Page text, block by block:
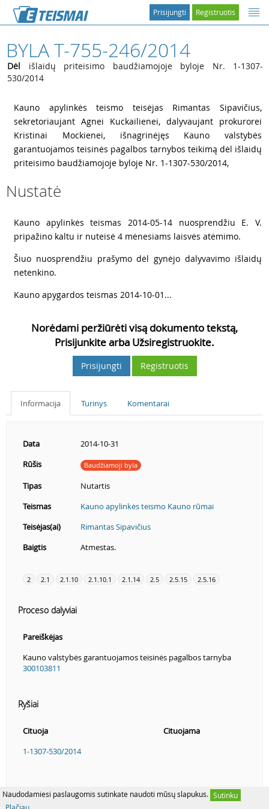
Naudodamiesi paslaugomis sutinkate naudoti mūsų slapukus. Sutinku
Registruotis
Prisijungti
BYLA T-755-246/2014
Dėl išlaidų priteisimo baudžiamojoje byloje Nr. 1-1307-
530/2014
Kauno apylinkės teismo teisėjas Rimantas Sipavičius,
sekretoriaujant Agnei Kuckailienei, dalyvaujant prokurorei
Kristinai Mockienei, išnagrinėjęs Kauno valstybės
garantuojamos teisinės pagalbos tarnybos teikimą dėl išlaidų
priteisimo baudžiamojoje byloje Nr. 1-1307-530/2014,
Nustatė
Kauno apylinkės teismas 2014-05-14 nuosprendžiu E. V.
pripažino kaltu ir nuteisė 4 mėnesiams laisvės atėmimo.
Šiuo nuosprendžiu prašymo dėl gynėjo dalyvavimo išlaidų
netenkino.
Kauno apygardos teismas 2014-10-01...
Norėdami peržiūrėti visą dokumento tekstą,
Prisijunkite arba Užsiregistruokite.
Prisijungti Registruotis
Informacija Turinys Komentarai
Data
2014-10-31
Rūšis
Baudžiamoji byla
Tipas
Nutartis
Teismas
Kauno apylinkės teismo Kauno rūmai
Teisėjas(ai)
Rimantas Sipavičius
Baigtis
Atmestas.
2 2.1 2.1.10 2.1.10.1 2.1.14 2.5 2.5.15 2.5.16
Proceso dalyviai
Pareiškėjas
Kauno valstybės garantuojamos teisinės pagalbos tarnyba
300103811
Ryšiai
Cituoja
Cituojama
1-1307-530/2014